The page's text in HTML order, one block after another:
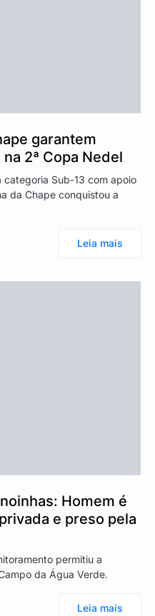
garantem
2ª Copa Nedel
categoria Sub-13 com apoio
da Chape conquistou a
Leia mais
Homem é
e preso pela
permitiu a
da Água Verde.
Leia mais